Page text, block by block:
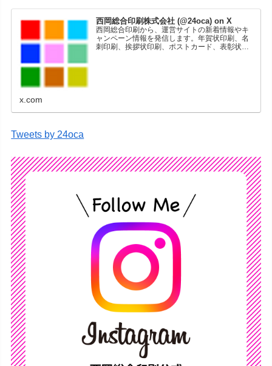
西岡総合印刷株式会社 (@24oca) on X
西岡総合印刷から、運営サイトの新着情報やキ
ャンペーン情報を発信します。年賀状印刷、名
刺印刷、挨拶状印刷、ポストカード、表彰状印
x.com
Tweets by 24oca